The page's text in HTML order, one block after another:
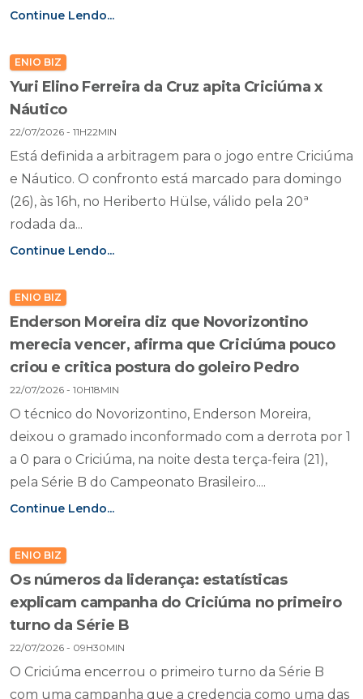
Continue Lendo...
ENIO BIZ
Yuri Elino Ferreira da Cruz apita Criciúma x
Náutico
22/07/2026 - 11H22MIN
Está definida a arbitragem para o jogo entre Criciúma
e Náutico. O confronto está marcado para domingo
(26), às 16h, no Heriberto Hülse, válido pela 20ª
rodada da...
Continue Lendo...
ENIO BIZ
Enderson Moreira diz que Novorizontino
merecia vencer, afirma que Criciúma pouco
criou e critica postura do goleiro Pedro
22/07/2026 - 10H18MIN
O técnico do Novorizontino, Enderson Moreira,
deixou o gramado inconformado com a derrota por 1
a 0 para o Criciúma, na noite desta terça-feira (21),
pela Série B do Campeonato Brasileiro....
Continue Lendo...
ENIO BIZ
Os números da liderança: estatísticas
explicam campanha do Criciúma no primeiro
turno da Série B
22/07/2026 - 09H30MIN
O Criciúma encerrou o primeiro turno da Série B
com uma campanha que a credencia como uma das